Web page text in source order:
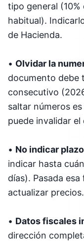
tipo general
habitual).
de Hacienda.
• Olvidar la
documento debe
consecutivo
saltar números
puede invalidar
• No indicar
indicar hasta
días). Pasada
actualizar precios.
• Datos fiscales
dirección